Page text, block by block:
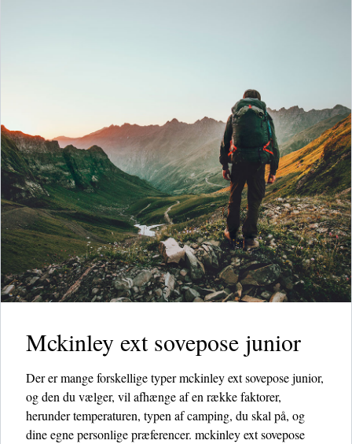
Mckinley ext sovepose junior
Der er mange forskellige typer mckinley ext sovepose junior,
og den du vælger, vil afhænge af en række faktorer,
herunder temperaturen, typen af ​​camping, du skal på, og
dine egne personlige præferencer. mckinley ext sovepose